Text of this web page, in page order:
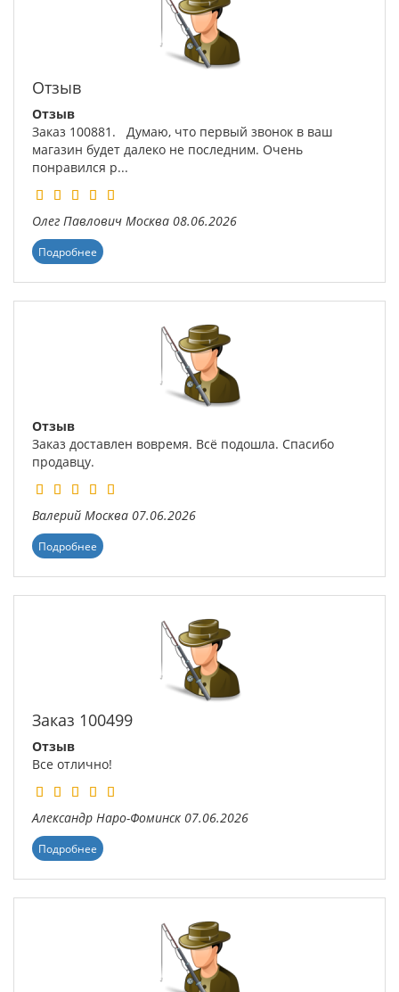
Отзыв
Отзыв
Заказ 100881. Думаю, что первый звонок в ваш
магазин будет далеко не последним. Очень
понравился р...
Олег Павлович Москва 08.06.2026
Подробнее
Отзыв
Заказ доставлен вовремя. Всё подошла. Спасибо
продавцу.
Валерий Москва 07.06.2026
Подробнее
Заказ 100499
Отзыв
Все отлично!
Александр Наро-Фоминск 07.06.2026
Подробнее